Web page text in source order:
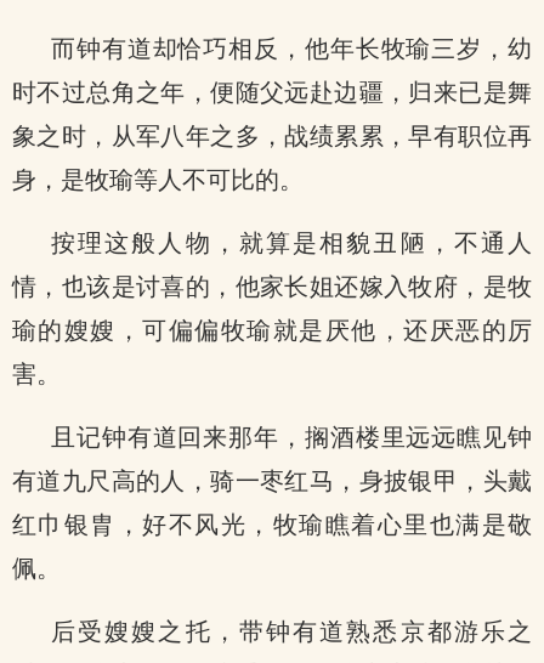
而钟有道却恰巧相反，他年长牧瑜三岁，幼
时不过总角之年，便随父远赴边疆，归来已是舞
象之时，从军八年之多，战绩累累，早有职位再
身，是牧瑜等人不可比的。
按理这般人物，就算是相貌丑陋，不通人
情，也该是讨喜的，他家长姐还嫁入牧府，是牧
瑜的嫂嫂，可偏偏牧瑜就是厌他，还厌恶的厉
害。
且记钟有道回来那年，搁酒楼里远远瞧见钟
有道九尺高的人，骑一枣红马，身披银甲，头戴
红巾银胄，好不风光，牧瑜瞧着心里也满是敬
佩。
后受嫂嫂之托，带钟有道熟悉京都游乐之